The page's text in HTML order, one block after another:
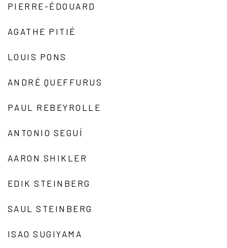
PIERRE-ÉDOUARD
AGATHE PITIÉ
LOUIS PONS
ANDRÉ QUEFFURUS
PAUL REBEYROLLE
ANTONIO SEGUÍ
AARON SHIKLER
EDIK STEINBERG
SAUL STEINBERG
ISAO SUGIYAMA